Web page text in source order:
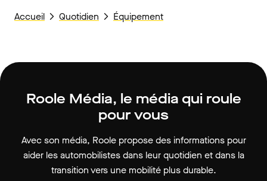
Accueil Quotidien Équipement
Roole Média, le média qui roule
pour vous
Avec son média, Roole propose des informations pour
aider les automobilistes dans leur quotidien et dans la
transition vers une mobilité plus durable.